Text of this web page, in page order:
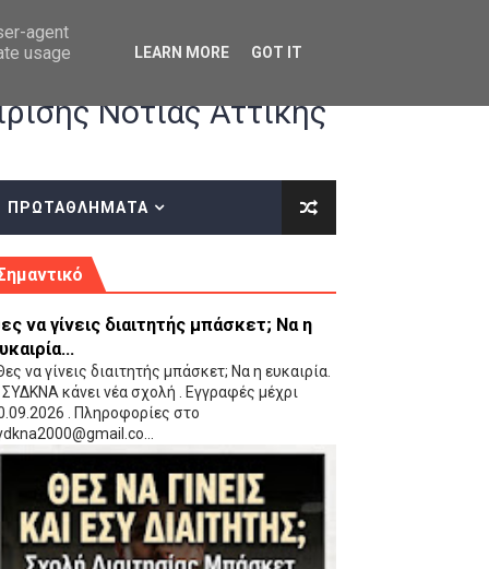
οδηγίες επί του ΚΑΝΟΝΙΣΜΟΥ ΕΓΓΡΑΦΩΝ-ΜΕΤΑΓΡΑΦΩΝ ΤΗΣ
(VIDEO)
Νότιας Αττικής
ΠΡΩΤΑΘΛΗΜΑΤΑ
να γίνεις διαιτητής μπάσκετ; Να η
να γίνεις διαιτητής μπάσκετ; Να η ευκαιρία.
κάνει νέα σχολή . Εγγραφές μέχρι
. Πληροφορίες στο
agent
usage
LEARN MORE GOT IT